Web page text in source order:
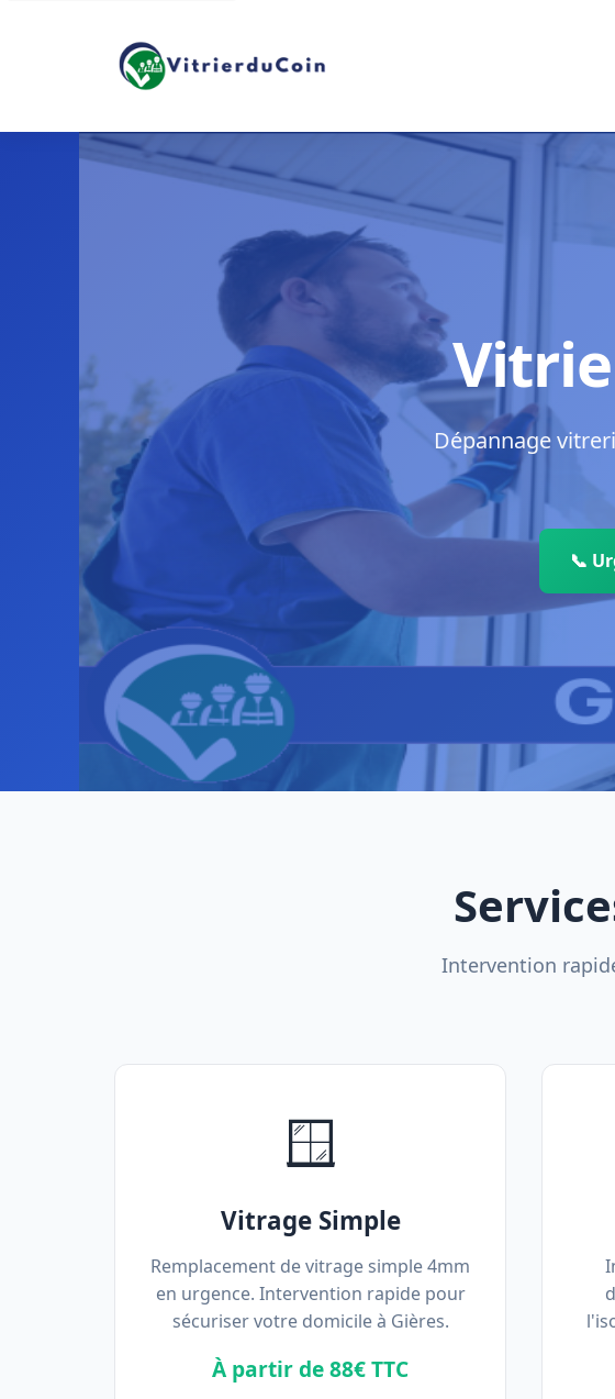
Dépannage
📞
Intervention
🪟
Vitrage Simple
Remplacement de vitrage simple 4mm
en urgence. Intervention rapide pour
sécuriser votre domicile à Gières.
À partir de 88€ TTC